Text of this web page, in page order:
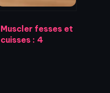
Muscler fesses et
cuisses : 4